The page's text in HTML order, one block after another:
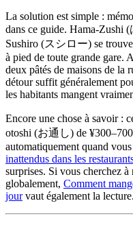
La solution est simple :
dans ce guide. Hama-
Sushiro (スシロー) se
à pied de toute grande gare.
deux pâtés de maisons de la
détour suffit généralement
les habitants mangent
Encore une chose à savoir :
otoshi (お通し) de
automatiquement quand
inattendus dans les
surprises. Si vous cherchez
globalement, Comment
jourvaut également la lecture.